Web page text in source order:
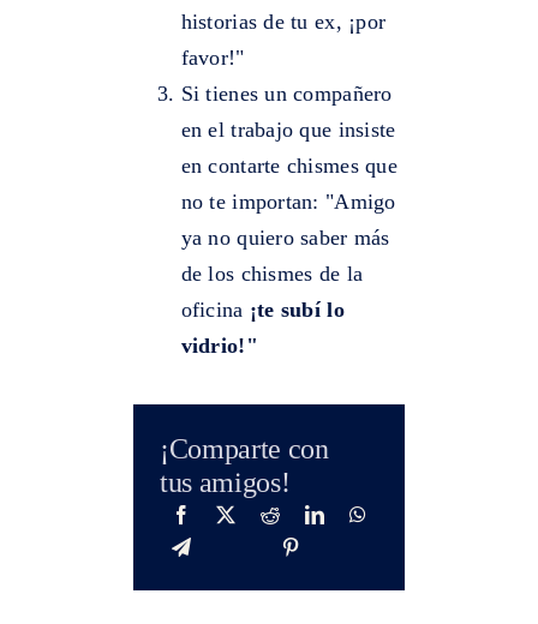
historias de tu ex, ¡por
favor!"
Si tienes un compañero
en el trabajo que insiste
en contarte chismes que
no te importan: "Amigo
ya no quiero saber más
de los chismes de la
oficina ¡te subí lo
vidrio!"
¡Comparte con
tus amigos!